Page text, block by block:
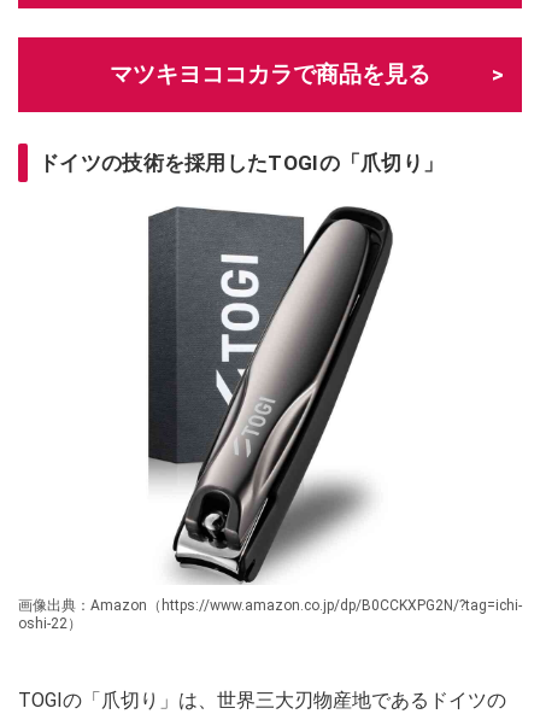
マツキヨココカラで商品を見る
ドイツの技術を採用したTOGIの「爪切り」
画像出典：Amazon（https://www.amazon.co.jp/dp/B0CCKXPG2N/?tag=ichi-
oshi-22）
TOGIの「爪切り」は、世界三大刃物産地であるドイツの